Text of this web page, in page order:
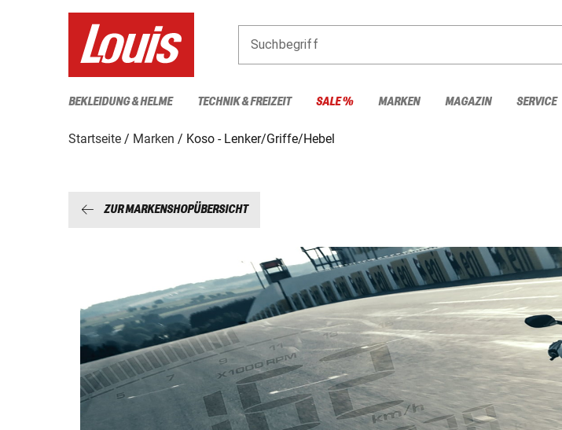
Suchbegriff
BEKLEIDUNG & HELME TECHNIK & FREIZEIT SALE % MARKEN MAGAZIN SERVICE
Startseite Marken Koso - Lenker/Griffe/Hebel
ZUR MARKENSHOPÜBERSICHT